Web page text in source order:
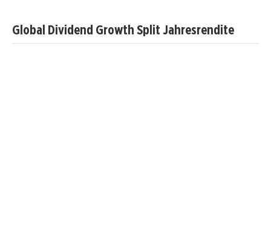
Global Dividend Growth Split Jahresrendite